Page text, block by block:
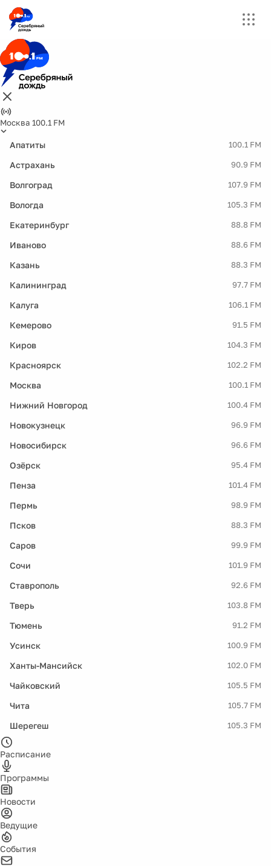
Москва 100.1 FM
Апатиты 100.1 FM
Астрахань 90.9 FM
Волгоград 107.9 FM
Вологда 105.3 FM
Екатеринбург 88.8 FM
Иваново 88.6 FM
Казань 88.3 FM
Калининград 97.7 FM
Калуга 106.1 FM
Кемерово 91.5 FM
Киров 104.3 FM
Красноярск 102.2 FM
Москва 100.1 FM
Нижний Новгород 100.4 FM
Новокузнецк 96.9 FM
Новосибирск 96.6 FM
Озёрск 95.4 FM
Пенза 101.4 FM
Пермь 98.9 FM
Псков 88.3 FM
Саров 99.9 FM
Сочи 101.9 FM
Ставрополь 92.6 FM
Тверь 103.8 FM
Тюмень 91.2 FM
Усинск 100.9 FM
Ханты-Мансийск 102.0 FM
Чайковский 105.5 FM
Чита 105.7 FM
Шерегеш 105.3 FM
Расписание
Программы
Новости
Ведущие
События